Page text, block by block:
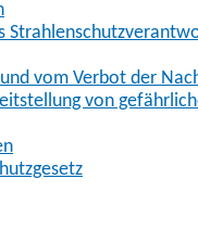
vom Verbot der
von